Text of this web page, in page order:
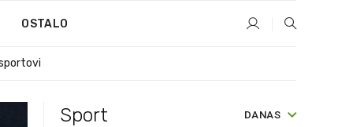
OSTALO
Sport DANAS